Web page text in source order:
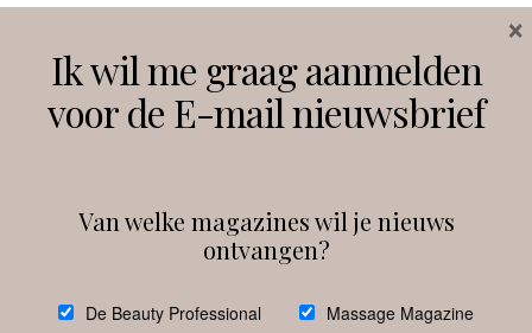
Instagram Facebook
debeautyprofessional
Ik wil me graag aanmelden
voor de E-mail nieuwsbrief
Van welke magazines wil je nieuws
ontvangen?
De Beauty Professional Massage Magazine
×